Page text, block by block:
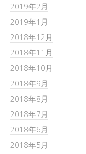
2019年2月
2019年1月
2018年12月
2018年11月
2018年10月
2018年9月
2018年8月
2018年7月
2018年6月
2018年5月